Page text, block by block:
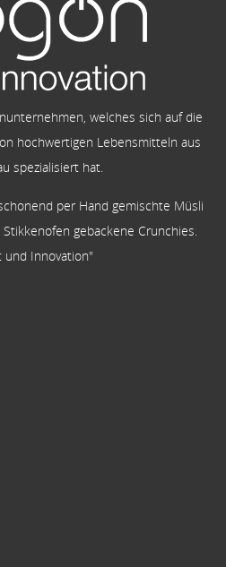
welches sich auf die
hochwertigen Lebensmitteln aus
spezialisiert hat.
per Hand gemischte Müsli
gebackene Crunchies.
und Innovation"